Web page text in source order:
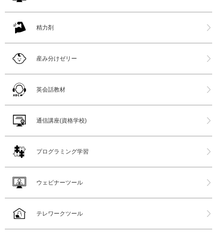
精力剤
産み分けゼリー
英会話教材
通信講座(資格学校)
プログラミング学習
ウェビナーツール
テレワークツール